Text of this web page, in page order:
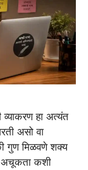
व्याकरण हा अत्यंत
असो वा
गुण मिळवणे शक्य
अचूकता कशी